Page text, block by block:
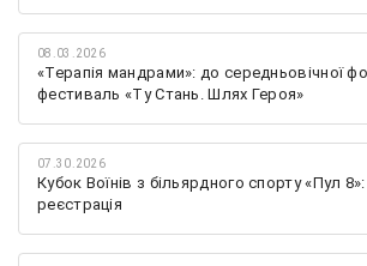
08.03.2026
«Терапія мандрами»: до середньовічної
фестиваль «Ту Стань. Шлях Героя»
07.30.2026
Кубок Воїнів з більярдного спорту «Пул
реєстрація